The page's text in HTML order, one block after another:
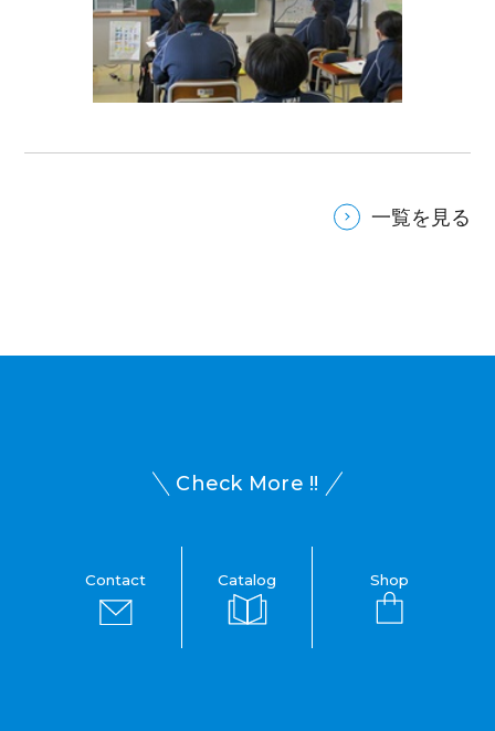
一覧を見る
Check More !!
Contact Catalog Shop